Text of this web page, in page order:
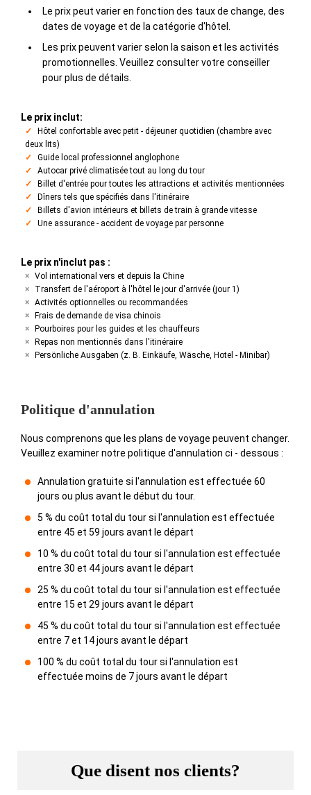
Le prix peut varier en fonction des taux de change, des
dates de voyage et de la catégorie d'hôtel.
Les prix peuvent varier selon la saison et les activités
promotionnelles. Veuillez consulter votre conseiller
pour plus de détails.
Le prix inclut:
Hôtel confortable avec petit - déjeuner quotidien (chambre avec
deux lits)
Guide local professionnel anglophone
Autocar privé climatisée tout au long du tour
Billet d'entrée pour toutes les attractions et activités mentionnées
Dîners tels que spécifiés dans l'itinéraire
Billets d'avion intérieurs et billets de train à grande vitesse
Une assurance - accident de voyage par personne
Le prix n'inclut pas :
Vol international vers et depuis la Chine
Transfert de l'aéroport à l'hôtel le jour d'arrivée (jour 1)
Activités optionnelles ou recommandées
Frais de demande de visa chinois
Pourboires pour les guides et les chauffeurs
Repas non mentionnés dans l'itinéraire
Persönliche Ausgaben (z. B. Einkäufe, Wäsche, Hotel - Minibar)
Politique d'annulation
Nous comprenons que les plans de voyage peuvent changer.
Veuillez examiner notre politique d'annulation ci - dessous :
Annulation gratuite si l'annulation est effectuée 60
jours ou plus avant le début du tour.
5 % du coût total du tour si l'annulation est effectuée
entre 45 et 59 jours avant le départ
10 % du coût total du tour si l'annulation est effectuée
entre 30 et 44 jours avant le départ
25 % du coût total du tour si l'annulation est effectuée
entre 15 et 29 jours avant le départ
45 % du coût total du tour si l'annulation est effectuée
entre 7 et 14 jours avant le départ
100 % du coût total du tour si l'annulation est
effectuée moins de 7 jours avant le départ
Que disent nos clients?